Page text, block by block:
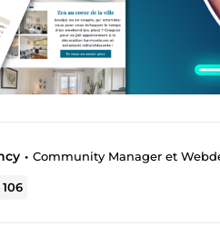
• Community Manager et
106